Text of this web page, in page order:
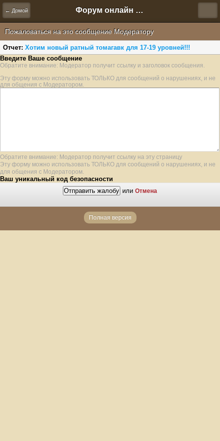
← Домой Форум онлайн игры "Новая Эра" (Нюра Биз)
Пожаловаться на это сообщение Модератору
Отчет: Хотим новый ратный томагавк для 17-19 уровней!!!
Введите Ваше сообщение
Обратите внимание: Модератор получит ссылку и заголовок сообщения.
Эту форму можно использовать ТОЛЬКО для сообщений о нарушениях, и не
для общения с Модератором.
Обратите внимание: Модератор получит ссылку на эту страницу
Эту форму можно использовать ТОЛЬКО для сообщений о нарушениях, и не
для общения с Модератором.
Ваш уникальный код безопасности
или Отмена
Полная версия